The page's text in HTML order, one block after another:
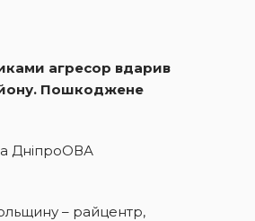
агресор вдарив
Пошкоджене
ДніпроОВА
– райцентр,